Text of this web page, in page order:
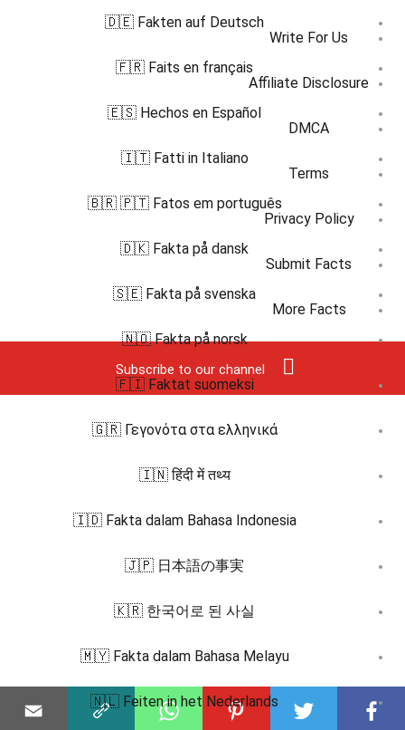
Write For Us
Affiliate Disclosure
DMCA
Terms
Privacy Policy
Submit Facts
More Facts
Subscribe to our channel
🇩🇪 Fakten auf Deutsch
🇫🇷 Faits en français
🇪🇸 Hechos en Español
🇮🇹 Fatti in Italiano
🇧🇷 🇵🇹 Fatos em português
🇩🇰 Fakta på dansk
🇸🇪 Fakta på svenska
🇳🇴 Fakta på norsk
🇫🇮 Faktat suomeksi
🇬🇷 Γεγονότα στα ελληνικά
🇮🇳 हिंदी में तथ्य
🇮🇩 Fakta dalam Bahasa Indonesia
🇯🇵 日本語の事実
🇰🇷 한국어로 된 사실
🇲🇾 Fakta dalam Bahasa Melayu
🇳🇱 Feiten in het Nederlands